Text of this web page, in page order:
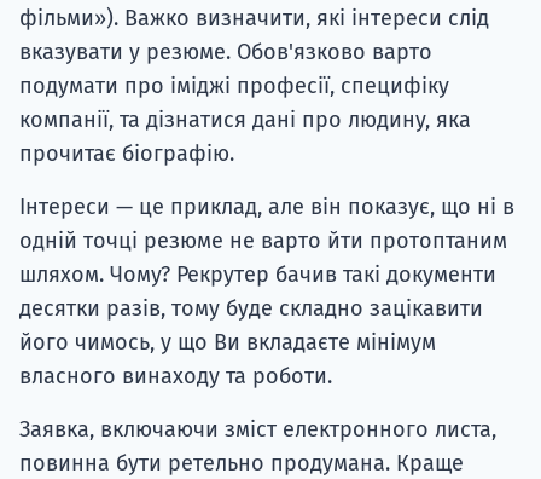
фільми»). Важко визначити, які інтереси слід
вказувати у резюме. Обов'язково варто
подумати про іміджі професії, специфіку
компанії, та дізнатися дані про людину, яка
прочитає біографію.
Інтереси — це приклад, але він показує, що ні в
одній точці резюме не варто йти протоптаним
шляхом. Чому? Рекрутер бачив такі документи
десятки разів, тому буде складно зацікавити
його чимось, у що Ви вкладаєте мінімум
власного винаходу та роботи.
Заявка, включаючи зміст електронного листа,
повинна бути ретельно продумана. Краще